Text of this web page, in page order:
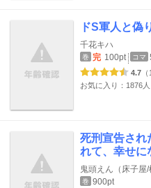
ドS軍人と偽
千花キハ
巻 完 100pt コマ
4.7
お気に入り：1876人
死刑宣告され
れて、幸せに
鬼頭えん（床子屋/
巻 900pt